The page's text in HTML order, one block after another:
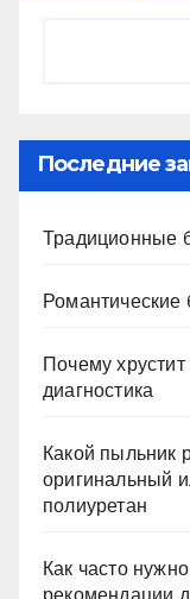
Последние
Традиционные
Романтические
Почему
диагностика
Какой пыльник
оригинальный
полиуретан
Как часто
рекомендации